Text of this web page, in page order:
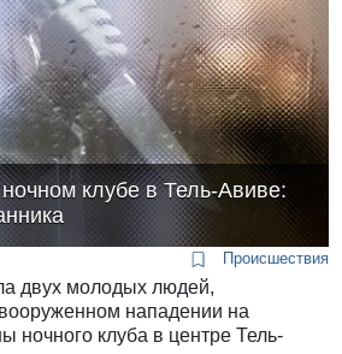
клубе в Тель-Авиве:
Происшествия
двух молодых людей,
нападении на
ночного клуба в центре Тель-